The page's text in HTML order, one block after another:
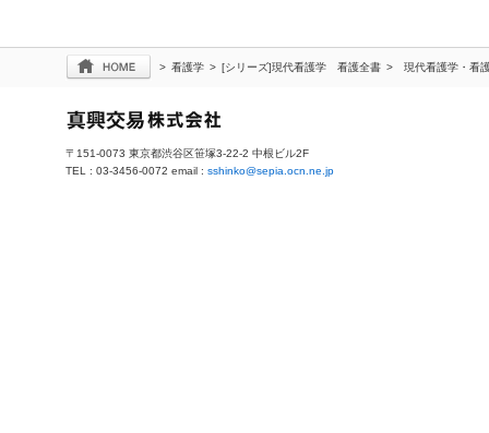
> 看護学 > [シリーズ]現代看護学 看護全書 > 現代看護学・看
〒151-0073 東京都渋谷区笹塚3-22-2 中根ビル2F
TEL : 03-3456-0072 email : sshinko@sepia.ocn.ne.jp